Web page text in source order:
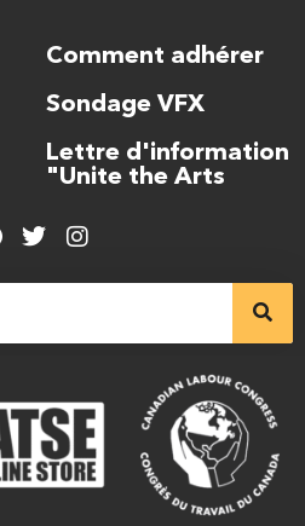
Comment adhérer
Sondage VFX
Lettre d'information
"Unite the Arts